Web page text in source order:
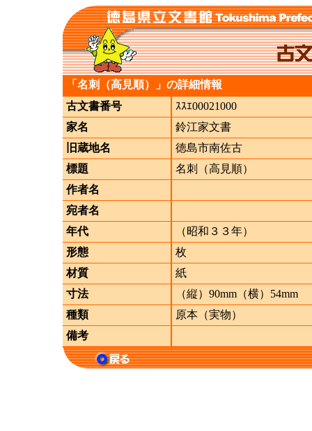
「名刺（高見順）」の詳細情報
古文書番号
ｽｽｴ00021000
家名
鈴江家文書
旧蔵地名
徳島市南佐古
標題
名刺（高見順）
作者名
宛者名
年代
（昭和３３年）
形態
枚
材質
紙
寸法
（縦）90mm（横）54mm
種類
原本（実物）
備考